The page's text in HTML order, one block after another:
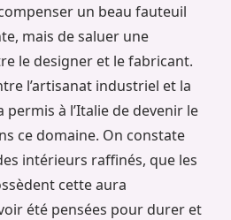
un beau fauteuil
mais de saluer une
le designer et le fabricant.
l’artisanat industriel et la
à l’Italie de devenir le
ce domaine. On constate
intérieurs raffinés, que les
cette aura
été pensées pour durer et